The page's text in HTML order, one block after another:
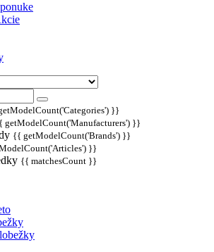
}}
getModelCount('Manufacturers') }}
{{ getModelCount('Brands') }}
}}
{{ matchesCount }}